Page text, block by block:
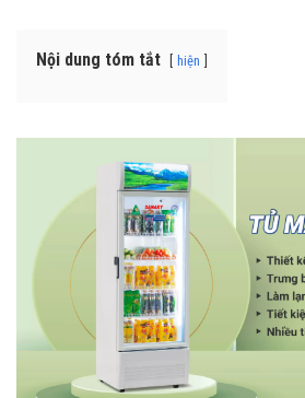
Nội dung tóm tắt hiện